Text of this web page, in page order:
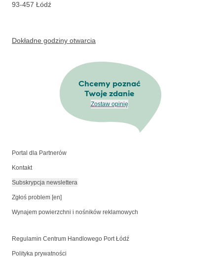
93-457 Łódź
Dokładne godziny otwarcia
Chcemy poznać
Twoje zdanie
Zostaw opinię
Portal dla Partnerów
Kontakt
Subskrypcja newslettera
Zgłoś problem [en]
Wynajem powierzchni i nośników reklamowych
Regulamin Centrum Handlowego Port Łódź
Polityka prywatności